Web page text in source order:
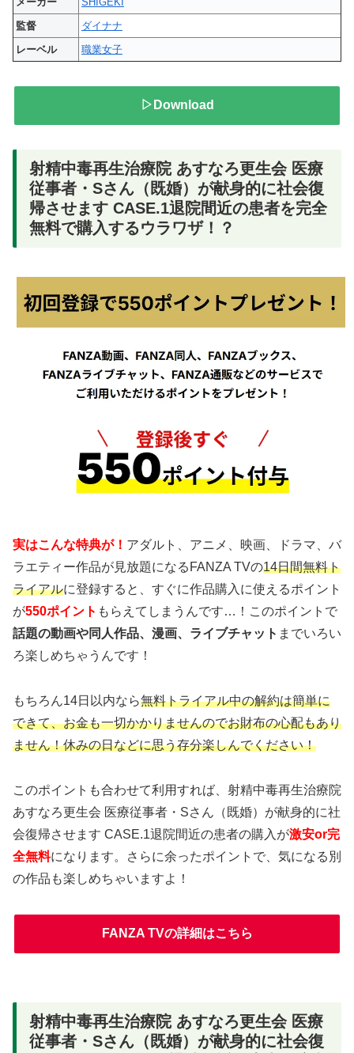
監督
ダイナナ
レーベル
職業女子
▷Download
射精中毒再生治療院 あすなろ更生会 医療
従事者・Sさん（既婚）が献身的に社会復
帰させます CASE.1退院間近の患者を完全
無料で購入するウラワザ！？
実はこんな特典が！ アダルト、アニメ、映画、ドラマ、バ
ラエティー作品が見放題になるFANZA TVの14日間無料ト
ライアルに登録すると、すぐに作品購入に使えるポイント
が550ポイント もらえてしまうんです…！このポイントで
話題の動画や同人作品、漫画、ライブチャット までいろい
ろ楽しめちゃうんです！
もちろん14日以内なら無料トライアル中の解約は簡単に
できて、お金も一切かかりませんのでお財布の心配もあり
ません！休みの日などに思う存分楽しんでください！
このポイントも合わせて利用すれば、射精中毒再生治療院
あすなろ更生会 医療従事者・Sさん（既婚）が献身的に社
会復帰させます CASE.1退院間近の患者の購入が激安or完
全無料になります。さらに余ったポイントで、気になる別
の作品も楽しめちゃいますよ！
FANZA TVの詳細はこちら
射精中毒再生治療院 あすなろ更生会 医療
従事者・Sさん（既婚）が献身的に社会復